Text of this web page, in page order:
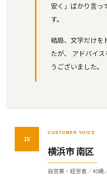
安く」ばかり言っ
す。
結局、文字だけを
たが、 アドバイ
うございました。
15
CUSTOMER VOICE
横浜市 南区
自営業・経営者／40歳